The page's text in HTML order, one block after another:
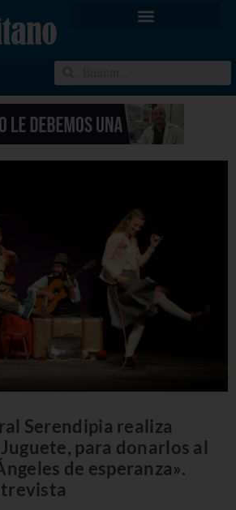
Serendipia realiza
para donarlos al
de esperanza».